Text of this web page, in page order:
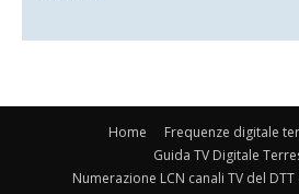
Home
Frequenze digitale
Guida TV Digitale
Numerazione LCN canali TV del